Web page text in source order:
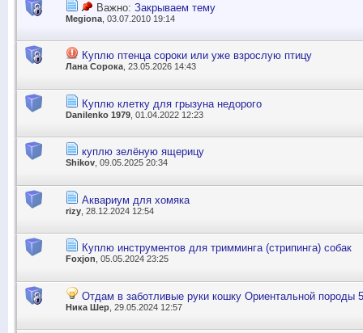
Важно: Закрываем тему
Megiona , 03.07.2010 19:14
Куплю птенца сороки или уже взрослую птицу
Лана Сорока , 23.05.2026 14:43
Куплю клетку для грызуна недорого
Danilenko 1979 , 01.04.2022 12:23
куплю зелёную ящерицу
Shikov , 09.05.2025 20:34
Аквариум для хомяка
rizy , 28.12.2024 12:54
Куплю инструментов для тримминга (стрипинга) собак
Foxjon , 05.05.2024 23:25
Отдам в заботливые руки кошку Ориентальной породы
Ника Шер , 29.05.2024 12:57